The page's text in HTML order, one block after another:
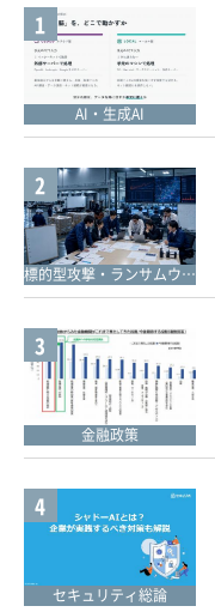
1
AI・生成AI
2
標的型攻撃・ランサムウェア対策
3
金融政策
4
セキュリティ総論